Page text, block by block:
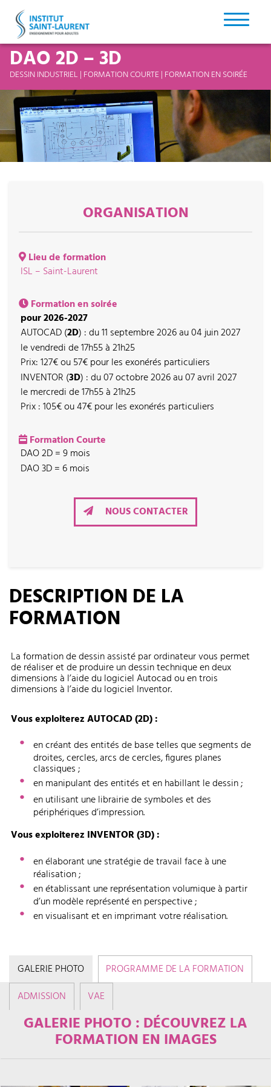
DAO 2D – 3D
DESSIN INDUSTRIEL | FORMATION COURTE | FORMATION EN SOIRÉE
ORGANISATION
Lieu de formation
ISL – Saint-Laurent
Formation en soirée
pour 2026-2027
AUTOCAD (2D) : du 11 septembre 2026 au 04 juin 2027
le vendredi de 17h55 à 21h25
Prix: 127€ ou 57€ pour les exonérés particuliers
INVENTOR (3D) : du 07 octobre 2026 au 07 avril 2027
le mercredi de 17h55 à 21h25
Prix : 105€ ou 47€ pour les exonérés particuliers
Formation Courte
DAO 2D = 9 mois
DAO 3D = 6 mois
NOUS CONTACTER
DESCRIPTION DE LA
FORMATION
La formation de dessin assisté par ordinateur vous permet
de réaliser et de produire un dessin technique en deux
dimensions à l’aide du logiciel Autocad ou en trois
dimensions à l’aide du logiciel Inventor.
Vous exploiterez AUTOCAD (2D) :
en créant des entités de base telles que segments de
droites, cercles, arcs de cercles, figures planes
classiques ;
en manipulant des entités et en habillant le dessin ;
en utilisant une librairie de symboles et des
périphériques d’impression.
Vous exploiterez INVENTOR (3D) :
en élaborant une stratégie de travail face à une
réalisation ;
en établissant une représentation volumique à partir
d’un modèle représenté en perspective ;
en visualisant et en imprimant votre réalisation.
GALERIE PHOTO
PROGRAMME DE LA FORMATION
ADMISSION
VAE
GALERIE PHOTO : DÉCOUVREZ LA
FORMATION EN IMAGES